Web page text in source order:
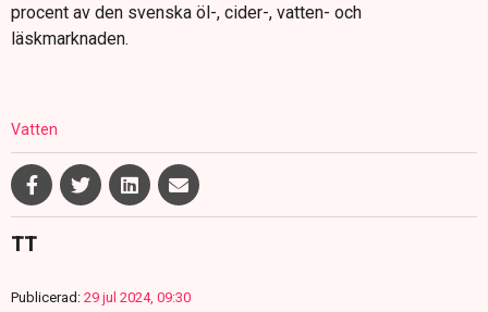
procent av den svenska öl-, cider-, vatten- och
läskmarknaden.
Vatten
TT
Publicerad: 29 jul 2024, 09:30